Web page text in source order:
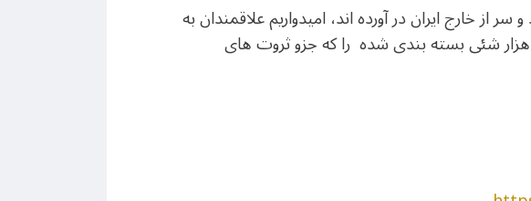
از خارج ایران در آورده اند، امیدواریم علاقمندان به
حفظ میراث های فرهنگی و تاریخی ماجرای بسته شدن کاخ گلستان و به ویژه ۳۰۰ هزار شئی بسته بندی شده را که جزو ثروت های